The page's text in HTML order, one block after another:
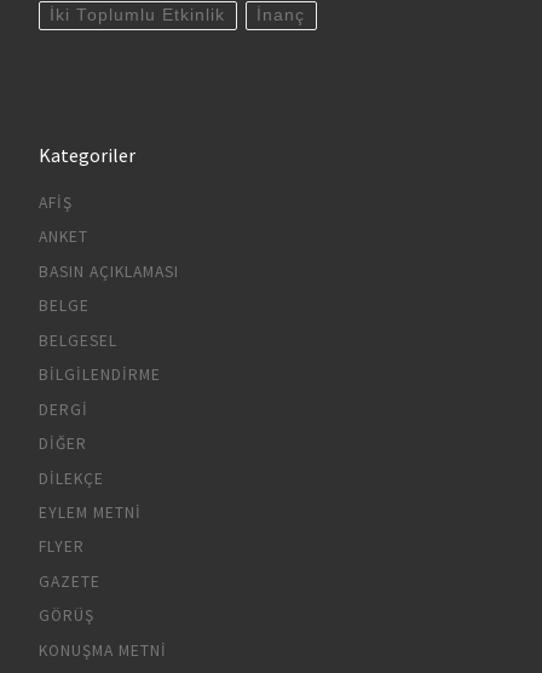
İki Toplumlu Etkinlik İnanç
Kategoriler
AFIŞ
ANKET
BASIN AÇIKLAMASI
BELGE
BELGESEL
BILGILENDIRME
DERGI
DIĞER
DILEKÇE
EYLEM METNI
FLYER
GAZETE
GÖRÜŞ
KONUŞMA METNI